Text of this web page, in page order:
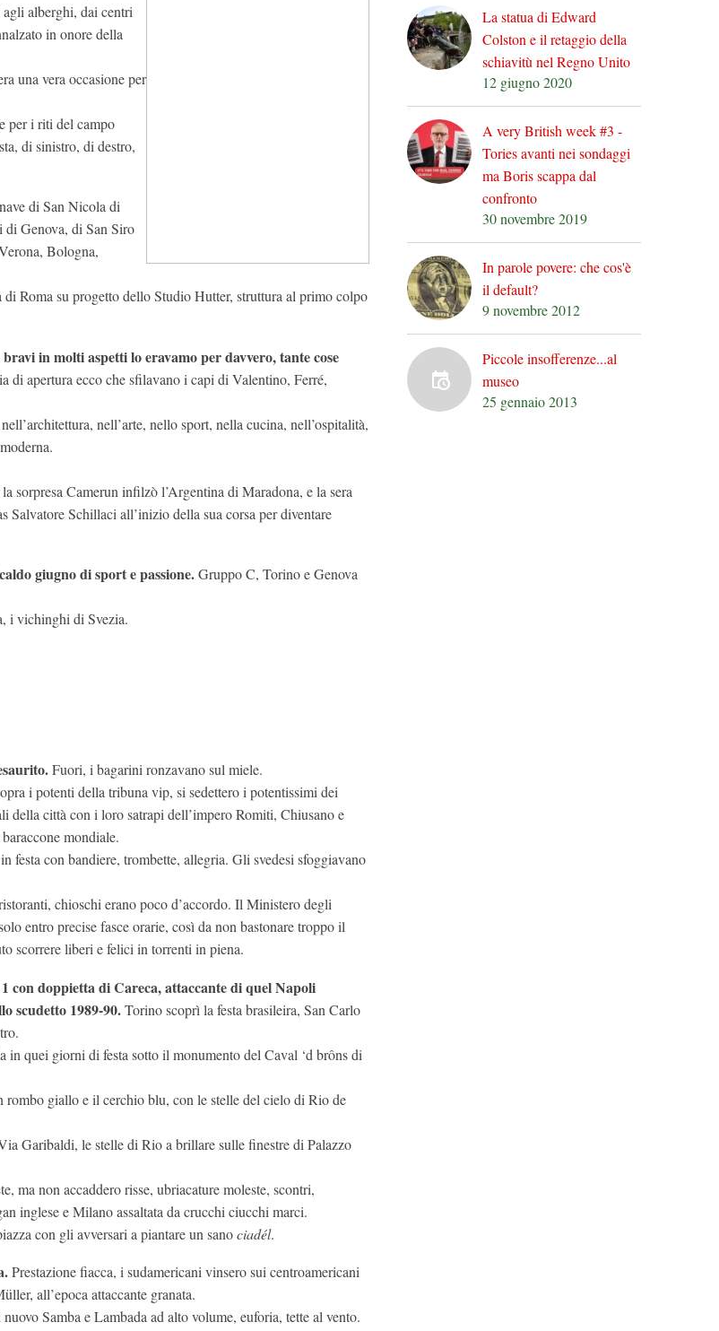
alberghi, dai centri
in onore della
una vera occasione per
per i riti del campo
di sinistro, di destro,
di San Nicola di
di Genova, di San Siro
Bologna,
Roma su progetto dello Studio Hutter, struttura al primo colpo
in molti aspetti lo eravamo per davvero, tante cose
di apertura ecco che sfilavano i capi di Valentino, Ferré,
nell’arte, nello sport, nella cucina, nell’ospitalità,
sorpresa Camerun infilzò l’Argentina di Maradona, e la sera
Schillaci all’inizio della sua corsa per diventare
giugno di sport e passione.Gruppo C, Torino e Genova
i vichinghi di Svezia.
Fuori, i bagarini ronzavano sul miele.
i potenti della tribuna vip, si sedettero i potentissimi dei
città con i loro satrapi dell’impero Romiti, Chiusano e
mondiale.
con bandiere, trombette, allegria. Gli svedesi sfoggiavano
chioschi erano poco d’accordo. Il Ministero degli
entro precise fasce orarie, così da non bastonare troppo il
scorrere liberi e felici in torrenti in piena.
con doppietta di Careca, attaccante di quel Napoli
scudetto 1989-90.Torino scoprì la festa brasileira, San Carlo
in quei giorni di festa sotto il monumento del Caval ‘d brôns di
rombo giallo e il cerchio blu, con le stelle del cielo di Rio de
Garibaldi, le stelle di Rio a brillare sulle finestre di Palazzo
ma non accaddero risse, ubriacature moleste, scontri,
inglese e Milano assaltata da crucchi ciucchi marci.
con gli avversari a piantare un sanociadél.
Prestazione fiacca, i sudamericani vinsero sui centroamericani
all’epoca attaccante granata.
Samba e Lambada ad alto volume, euforia, tette al vento.
La statua di Edward
Colston e il retaggio della
schiavitù nel Regno Unito
12 giugno 2020
A very British week #3 -
Tories avanti nei sondaggi
ma Boris scappa dal
confronto
30 novembre 2019
In parole povere: che cos'è
il default?
9 novembre 2012
Piccole insofferenze...al
museo
25 gennaio 2013